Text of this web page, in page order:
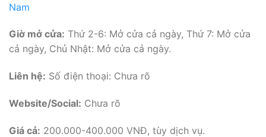
Nam
Giờ mở cửa: Thứ 2-6: Mở cửa cả ngày, Thứ 7: Mở cửa
cả ngày, Chủ Nhật: Mở cửa cả ngày.
Liên hệ: Số điện thoại: Chưa rõ
Website/Social: Chưa rõ
Giá cả: 200.000-400.000 VNĐ, tùy dịch vụ.